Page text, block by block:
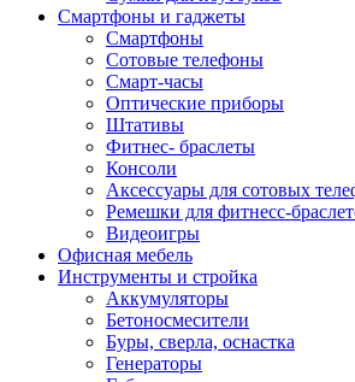
Смартфоны и гаджеты
Смартфоны
Сотовые телефоны
Смарт-часы
Оптические приборы
Штативы
Фитнес- браслеты
Консоли
Аксессуары для сотовых
Ремешки для фитнесс-
Видеоигры
Офисная мебель
Инструменты и стройка
Аккумуляторы
Бетоносмесители
Буры, сверла, оснастка
Генераторы